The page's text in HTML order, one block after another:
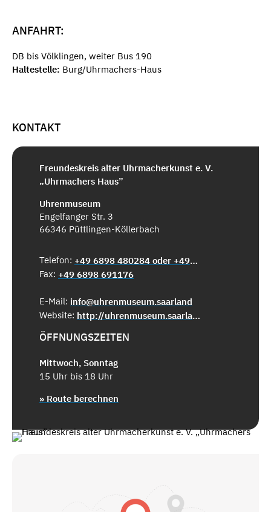
ANFAHRT:
DB bis Völklingen, weiter Bus 190
Haltestelle: Burg/Uhrmachers-Haus
KONTAKT
Freundeskreis alter Uhrmacherkunst e. V.
„Uhrmachers Haus”
Uhrenmuseum
Engelfanger Str. 3
66346 Püttlingen-Köllerbach
Telefon:
+49 6898 480284 oder +49 6898 691-156
Fax: +49 6898 691176
E-Mail: info@uhrenmuseum.saarland
Website:
http://uhrenmuseum.saarland/
ÖFFNUNGSZEITEN
Mittwoch, Sonntag
15 Uhr bis 18 Uhr
» Route berechnen